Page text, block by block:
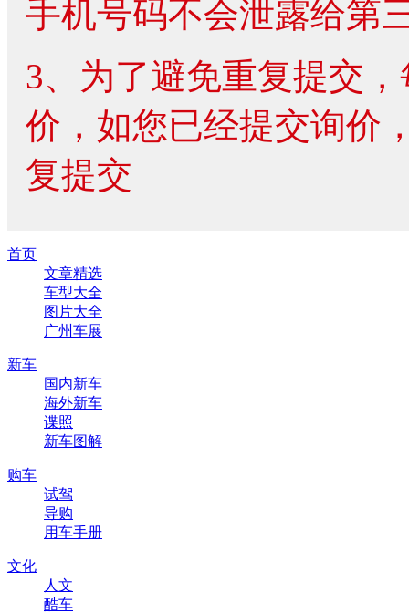
手机号码不会泄露给第
3、为了避免重复提交
价，如您已经提交询价
复提交
首页
文章精选
车型大全
图片大全
广州车展
新车
国内新车
海外新车
谍照
新车图解
购车
试驾
导购
用车手册
文化
人文
酷车